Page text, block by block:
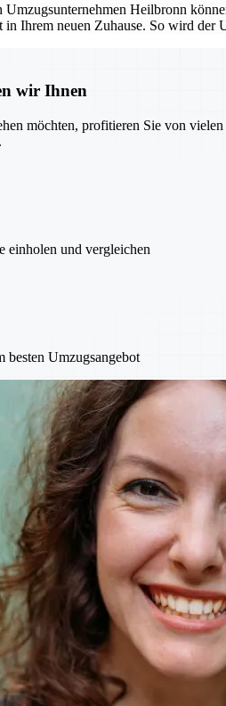
Umzugsunternehmen Heilbronn
in Ihrem neuen Zuhause. So wird der
wir Ihnen
möchten, profitieren Sie von
einholen und vergleichen
besten Umzugsangebot